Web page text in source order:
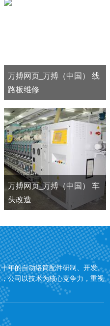
万搏网页_万搏（中国） 线
路板维修
万搏网页_万搏（中国） 车
头改造
年的自动络筒配件研制、开发、
公司以技术为核心竞争力，重视